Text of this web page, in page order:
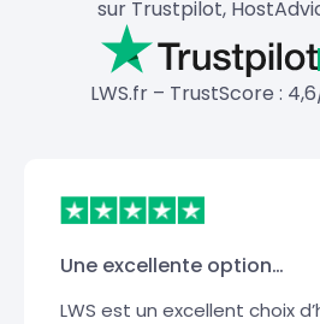
sur Trustpilot,
LWS.fr – TrustScore :
Une excellente option…
LWS est un excellent choix